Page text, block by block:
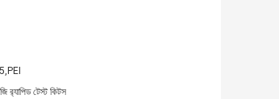
টেস্ট কিটস